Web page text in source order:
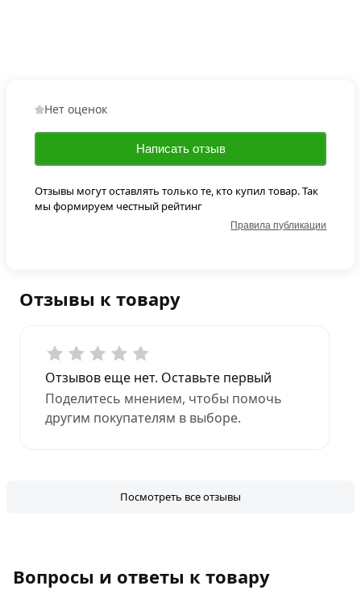
Отзывы к товару
Отзывов еще нет. Оставьте первый
Поделитесь мнением, чтобы помочь
другим покупателям в выборе.
Посмотреть все отзывы
Нет оценок
Написать отзыв
Отзывы могут оставлять только те, кто купил товар. Так
мы формируем честный рейтинг
Правила публикации
Вопросы и ответы к товару